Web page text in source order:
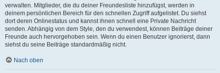
verwalten. Mitglieder, die du deiner Freundesliste hinzufügst, werden in
deinem persönlichen Bereich für den schnellen Zugriff aufgelistet. Du siehst
dort deren Onlinestatus und kannst ihnen schnell eine Private Nachricht
senden. Abhängig von dem Style, den du verwendest, können Beiträge deiner
Freunde auch hervorgehoben sein. Wenn du einen Benutzer ignorierst, dann
siehst du seine Beiträge standardmäßig nicht.
Nach oben